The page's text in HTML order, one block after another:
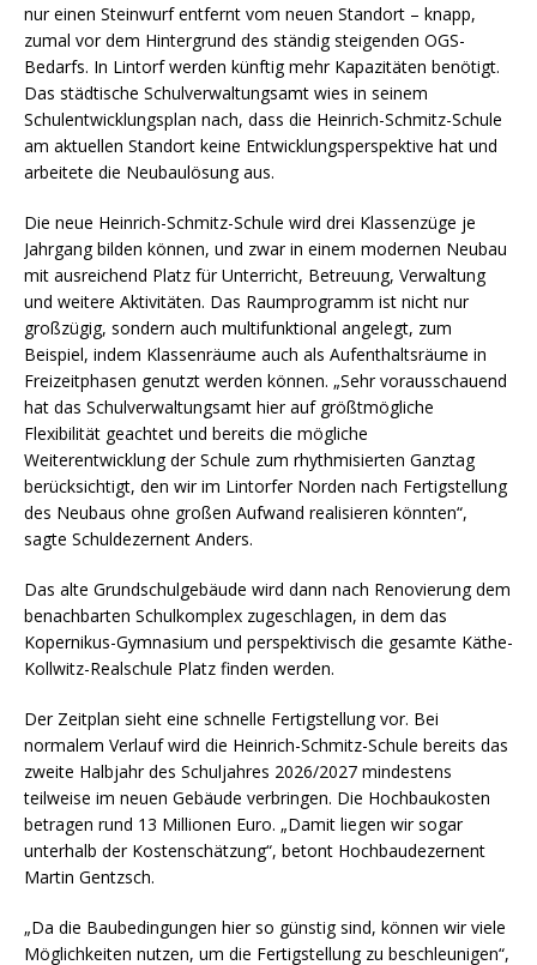
nur einen Steinwurf entfernt vom neuen Standort – knapp,
zumal vor dem Hintergrund des ständig steigenden OGS-
Bedarfs. In Lintorf werden künftig mehr Kapazitäten benötigt.
Das städtische Schulverwaltungsamt wies in seinem
Schulentwicklungsplan nach, dass die Heinrich-Schmitz-Schule
am aktuellen Standort keine Entwicklungsperspektive hat und
arbeitete die Neubaulösung aus.
Die neue Heinrich-Schmitz-Schule wird drei Klassenzüge je
Jahrgang bilden können, und zwar in einem modernen Neubau
mit ausreichend Platz für Unterricht, Betreuung, Verwaltung
und weitere Aktivitäten. Das Raumprogramm ist nicht nur
großzügig, sondern auch multifunktional angelegt, zum
Beispiel, indem Klassenräume auch als Aufenthaltsräume in
Freizeitphasen genutzt werden können. „Sehr vorausschauend
hat das Schulverwaltungsamt hier auf größtmögliche
Flexibilität geachtet und bereits die mögliche
Weiterentwicklung der Schule zum rhythmisierten Ganztag
berücksichtigt, den wir im Lintorfer Norden nach Fertigstellung
des Neubaus ohne großen Aufwand realisieren könnten“,
sagte Schuldezernent Anders.
Das alte Grundschulgebäude wird dann nach Renovierung dem
benachbarten Schulkomplex zugeschlagen, in dem das
Kopernikus-Gymnasium und perspektivisch die gesamte Käthe-
Kollwitz-Realschule Platz finden werden.
Der Zeitplan sieht eine schnelle Fertigstellung vor. Bei
normalem Verlauf wird die Heinrich-Schmitz-Schule bereits das
zweite Halbjahr des Schuljahres 2026/2027 mindestens
teilweise im neuen Gebäude verbringen. Die Hochbaukosten
betragen rund 13 Millionen Euro. „Damit liegen wir sogar
unterhalb der Kostenschätzung“, betont Hochbaudezernent
Martin Gentzsch.
„Da die Baubedingungen hier so günstig sind, können wir viele
Möglichkeiten nutzen, um die Fertigstellung zu beschleunigen“,